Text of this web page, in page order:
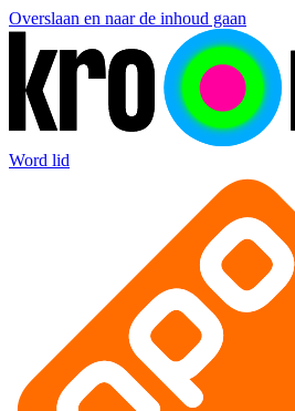
Overslaan en naar de inhoud gaan
Word lid